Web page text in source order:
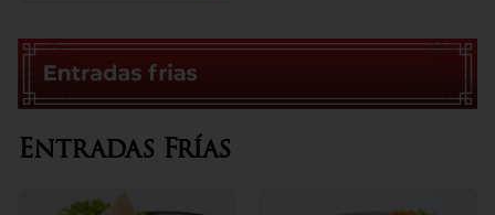
Entradas Frías